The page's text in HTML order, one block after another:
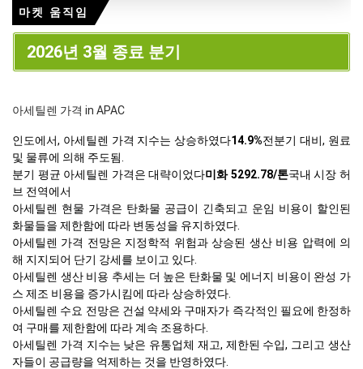
마켓 움직임
2026년 3월 종료 분기
아세틸렌 가격 in APAC
인도에서, 아세틸렌 가격 지수는 상승하였다14.9%전분기 대비, 원료
및 물류에 의해 주도됨.
분기 평균 아세틸렌 가격은 대략이었다미화 5292.78/톤국내 시장 허
브 전역에서
아세틸렌 현물 가격은 탄화물 공급이 긴축되고 운임 비용이 할인된
화물들을 제한함에 따라 변동성을 유지하였다.
아세틸렌 가격 전망은 지정학적 위험과 상승된 생산 비용 압력에 의
해 지지되어 단기 강세를 보이고 있다.
아세틸렌 생산 비용 추세는 더 높은 탄화물 및 에너지 비용이 완성 가
스 제조 비용을 증가시킴에 따라 상승하였다.
아세틸렌 수요 전망은 건설 약세와 구매자가 즉각적인 필요에 한정하
여 구매를 제한함에 따라 계속 조용하다.
아세틸렌 가격 지수는 낮은 유통업체 재고, 제한된 수입, 그리고 생산
자들이 공급량을 억제하는 것을 반영하였다.